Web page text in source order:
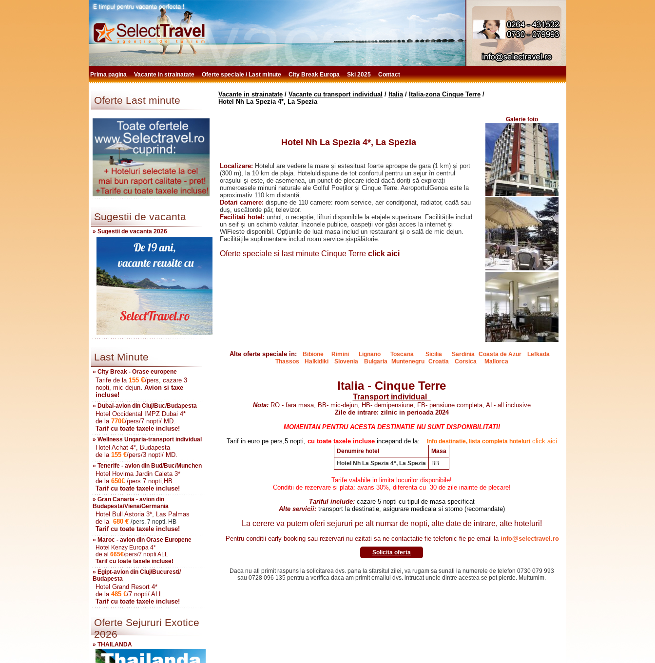
Prima pagina Vacante in strainatate Oferte speciale / Last minute City Break Europa Ski 2025 Contact
Oferte Last minute
Sugestii de vacanta
» Sugestii de vacanta 2026
Last Minute
» City Break - Orase europene
Tarife de la 155 €/pers, cazare 3
nopti, mic dejun. Avion si taxe
incluse!
» Dubai-avion din Cluj/Buc/Budapesta
Hotel Occidental IMPZ Dubai 4*
de la 770€/pers/7 nopti/ MD.
Tarif cu toate taxele incluse!
» Wellness Ungaria-transport individual
Hotel Achat 4*, Budapesta
de la 155 €/pers/3 nopti/ MD.
» Tenerife - avion din Bud/Buc/Munchen
Hotel Hovima Jardin Caleta 3*
de la 650€ /pers.7 nopti,HB
Tarif cu toate taxele incluse!
» Gran Canaria - avion din
Budapesta/Viena/Germania
Hotel Bull Astoria 3*, Las Palmas
de la 680 € /pers. 7 nopti, HB
Tarif cu toate taxele incluse!
» Maroc - avion din Orase Europene
Hotel Kenzy Europa 4*
de al 665€/pers/7 nopti ALL
Tarif cu toate taxele incluse!
» Egipt-avion din Cluj/Bucuresti/
Budapesta
Hotel Grand Resort 4*
de la485 €/7 nopti/ ALL.
Tarif cu toate taxele incluse!
Oferte Sejururi Exotice
2026
» THAILANDA
Vacante in strainatate / Vacante cu transport individual / Italia/ Italia-zona Cinque Terre /
Hotel Nh La Spezia 4*, La Spezia
Hotel Nh La Spezia 4*, La Spezia
Localizare: Hotelul are vedere la mare și estesituat foarte aproape de gara (1 km) și port
(300 m), la 10 km de plaja. Hoteluldispune de tot confortul pentru un sejur în centrul
orașului și este, de asemenea, un punct de plecare ideal dacă doriți să explorați
numeroasele minuni naturale ale Golful Poeților și Cinque Terre. AeroportulGenoa este la
aproximativ 110 km distanță.
Dotari camere: dispune de 110 camere: room service, aer condiționat, radiator, cadă sau
duș, uscătorde păr, televizor.
Facilitati hotel: unhol, o recepție, lifturi disponibile la etajele superioare. Facilitățile includ
un seif și un schimb valutar. Înzonele publice, oaspeții vor găsi acces la internet și
WiFieste disponibil. Opțiunile de luat masa includ un restaurant și o sală de mic dejun.
Facilitățile suplimentare includ room service șispălătorie.
Oferte speciale si last minute Cinque Terre click aici
Galerie foto
Alte oferte speciale in: Bibione Rimini Lignano Toscana Sicilia Sardinia Coasta de Azur
Lefkada
Thassos
Halkidiki Slovenia Bulgaria Muntenegru Croatia Corsica Mallorca
Italia - Cinque Terre
Transport individual
Nota:RO - fara masa, BB- mic-dejun, HB- demipensiune, FB- pensiune completa, AL- all inclusive
Zile de intrare: zilnic in perioada 2024
MOMENTAN PENTRU ACESTA DESTINATIE NU SUNT DISPONIBILITATI!
Tarif in euro pe pers,5 nopti, cu toate taxele incluse incepand de la: Info destinatie, lista completa hoteluriclick aici
Denumire hotel
Masa
Hotel Nh La Spezia 4*, La Spezia
BB
Tarife valabile in limita locurilor disponibile!
Conditii de rezervare si plata: avans 30%, diferenta cu 30 de zile inainte de plecare!
Tariful include:cazare 5 nopti cu tipul de masa specificat
Alte servicii:transport la destinatie, asigurare medicala si storno (recomandate)
La cerere va putem oferi sejururi pe alt numar de nopti, alte date de intrare, alte hoteluri!
Pentru conditii early booking sau rezervari nu ezitati sa ne contactatie fie telefonic fie pe email la info@selectravel.ro
Solicita oferta
Daca nu ati primit raspuns la solicitarea dvs. pana la sfarsitul zilei, va rugam sa sunati la numerele de telefon 0730 079 993
sau 0728 096 135 pentru a verifica daca am primit emailul dvs. intrucat unele dintre acestea se pot pierde. Multumim.